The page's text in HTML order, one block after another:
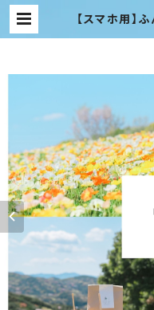
【スマホ用